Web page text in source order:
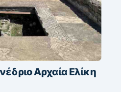
Αρχαία Ελίκη